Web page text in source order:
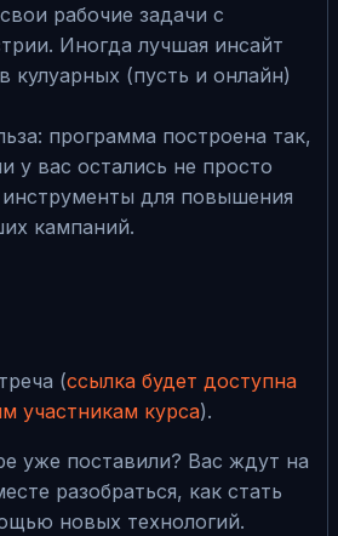
рабочие задачи с
Иногда лучшая инсайт
кулуарных (пусть и онлайн)
программа построена так,
у вас остались не просто
для повышения
кампаний.
(ссылка будет доступна
участникам курса).
уже поставили? Вас ждут на
разобраться, как стать
новых технологий.